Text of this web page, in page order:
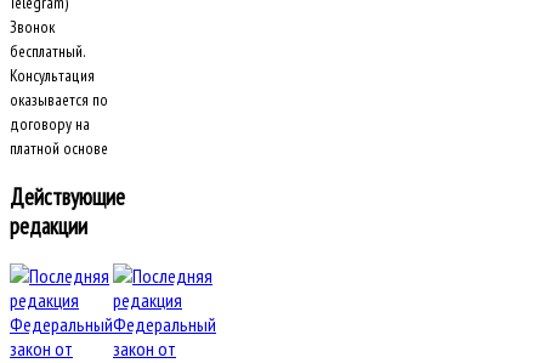
Звонок
бесплатный.
Консультация
оказывается по
договору на
платной основе
Действующие
редакции